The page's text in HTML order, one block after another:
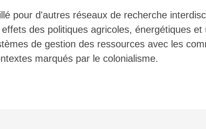
pour d'autres réseaux de recherche
des politiques agricoles, énergétiques
de gestion des ressources avec les
marqués par le colonialisme.